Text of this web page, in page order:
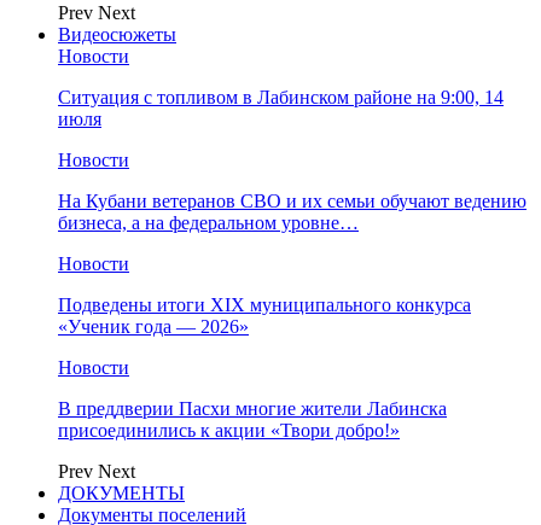
Prev Next
Видеосюжеты
Новости
Ситуация с топливом в Лабинском районе на 9:00, 14
июля
Новости
На Кубани ветеранов СВО и их семьи обучают ведению
бизнеса, а на федеральном уровне…
Новости
Подведены итоги XIX муниципального конкурса
«Ученик года — 2026»
Новости
В преддверии Пасхи многие жители Лабинска
присоединились к акции «Твори добро!»
Prev Next
ДОКУМЕНТЫ
Документы поселений